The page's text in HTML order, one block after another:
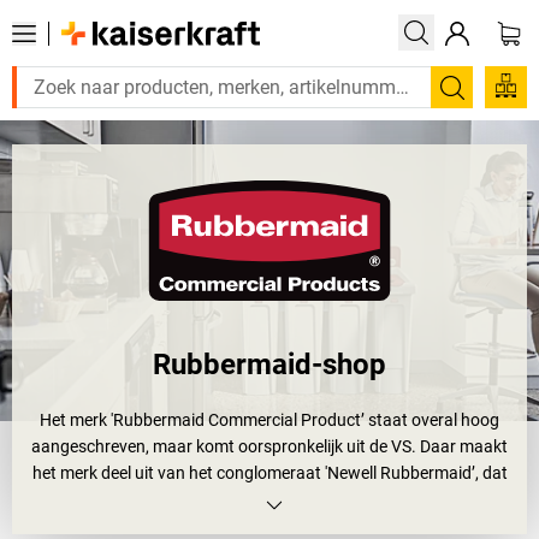
Zoeken
Rubbermaid-shop
Het merk 'Rubbermaid Commercial Product’ staat overal hoog
aangeschreven, maar komt oorspronkelijk uit de VS. Daar maakt
het merk deel uit van het conglomeraat 'Newell Rubbermaid’, dat
een breed gamma van huishoud- en consumptiegoederen en